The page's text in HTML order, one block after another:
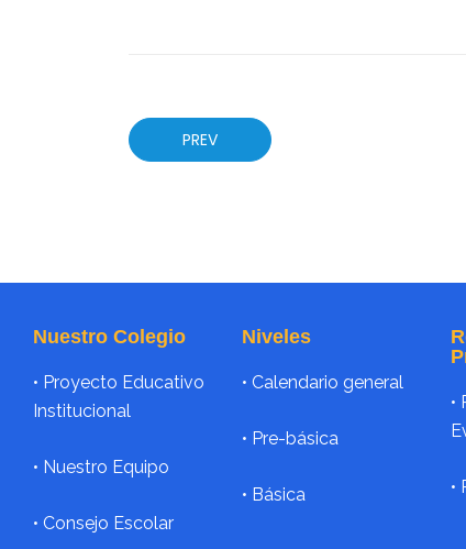
PREV
Nuestro Colegio
• Proyecto Educativo
Institucional
• Nuestro Equipo
• Consejo Escolar
Niveles
• Calendario general
• Pre-básica
• Básica
•
•